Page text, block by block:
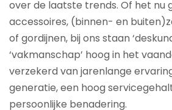
over de laatste trends. Of het nu
accessoires, (binnen- en
of gordijnen, bij ons staan
‘vakmanschap’ hoog in het
verzekerd van jarenlange
generatie, een hoog
persoonlijke benadering.